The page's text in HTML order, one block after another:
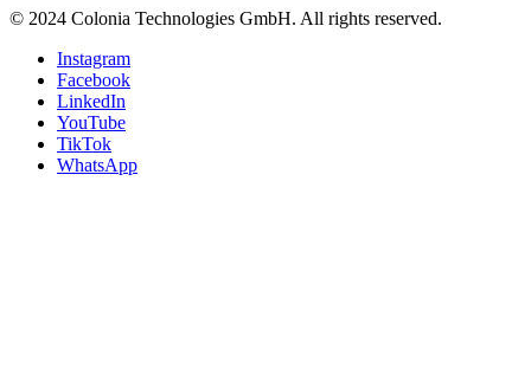
© 2024 Colonia Technologies GmbH. All rights reserved.
Instagram
Facebook
LinkedIn
YouTube
TikTok
WhatsApp